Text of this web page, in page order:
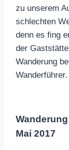
zu unserem
schlechten
denn es fing
der
Wanderung
Wanderführer.
Mai 2017